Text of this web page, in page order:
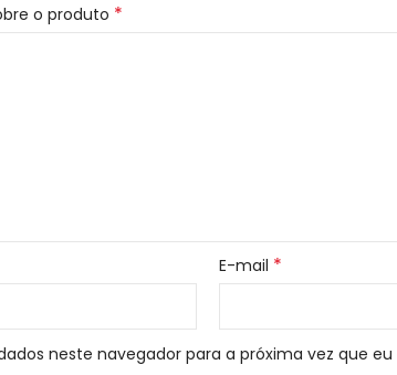
o produto *
E-mail *
neste navegador para a próxima vez que